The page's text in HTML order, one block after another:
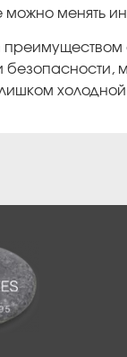
менять
безопасности,